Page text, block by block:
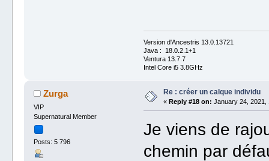
Version d'Ancestris 13.0.13721
Java : 18.0.2.1+1
Ventura 13.7.7
Intel Core i5 3.8GHz
Zurga
VIP
Supernatural Member
Posts: 5 796
Re : créer un calque individu
« Reply #18 on: January 24, 2021,
Je viens de
chemin par